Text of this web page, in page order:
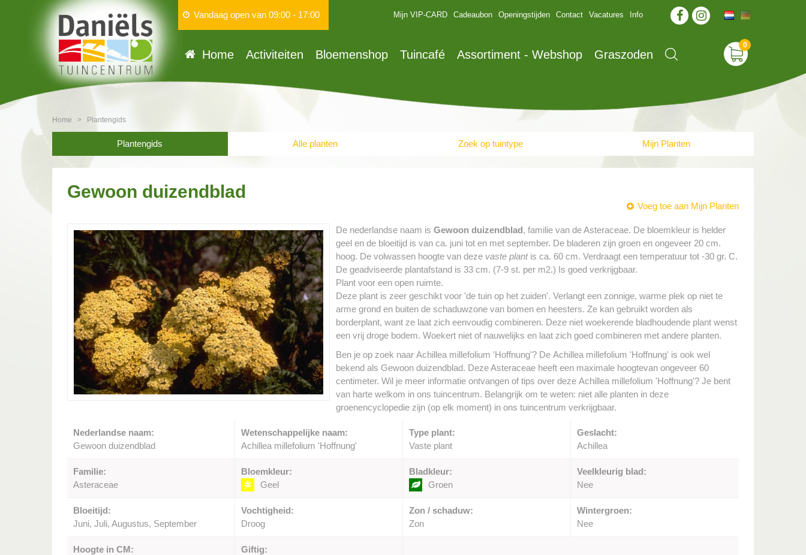
Home > Plantengids
Vandaag open van 09:00 - 17:00 Mijn VIP-CARD Cadeaubon Openingstijden Contact Vacatures Info
Home Activiteiten Bloemenshop Tuincafé Assortiment - Webshop Graszoden
Plantengids Alle planten Zoek op tuintype Mijn Planten
Gewoon duizendblad
Voeg toe aan Mijn Planten
De nederlandse naam is Gewoon duizendblad, familie van de Asteraceae. De bloemkleur is helder
geel en de bloeitijd is van ca. juni tot en met september. De bladeren zijn groen en ongeveer 20 cm.
hoog. De volwassen hoogte van deze vaste plantis ca. 60 cm. Verdraagt een temperatuur tot -30 gr. C.
De geadviseerde plantafstand is 33 cm. (7-9 st. per m2.) Is goed verkrijgbaar.
Plant voor een open ruimte.
Deze plant is zeer geschikt voor 'de tuin op het zuiden'. Verlangt een zonnige, warme plek op niet te
arme grond en buiten de schaduwzone van bomen en heesters. Ze kan gebruikt worden als
borderplant, want ze laat zich eenvoudig combineren. Deze niet woekerende bladhoudende plant wenst
een vrij droge bodem. Woekert niet of nauwelijks en laat zich goed combineren met andere planten.
Ben je op zoek naar Achillea millefolium 'Hoffnung'? De Achillea millefolium 'Hoffnung' is ook wel
bekend als Gewoon duizendblad. Deze Asteraceae heeft een maximale hoogtevan ongeveer 60
centimeter. Wil je meer informatie ontvangen of tips over deze Achillea millefolium 'Hoffnung'? Je bent
van harte welkom in ons tuincentrum. Belangrijk om te weten: niet alle planten in deze
groenencyclopedie zijn (op elk moment) in ons tuincentrum verkrijgbaar.
Nederlandse naam:
Gewoon duizendblad
Wetenschappelijke naam:
Achillea millefolium 'Hoffnung'
Type plant:
Vaste plant
Geslacht:
Achillea
Familie:
Asteraceae
Bloemkleur:
Geel
Bladkleur:
Groen
Veelkleurig blad:
Nee
Bloeitijd:
Juni, Juli, Augustus, September
Vochtigheid:
Droog
Zon / schaduw:
Zon
Wintergroen:
Nee
Hoogte in CM:
Giftig: